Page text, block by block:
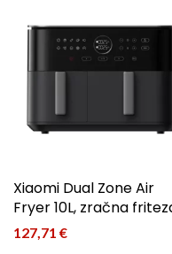
Xiaomi Dual Zone Air
Fryer 10L, zračna
127,71 €